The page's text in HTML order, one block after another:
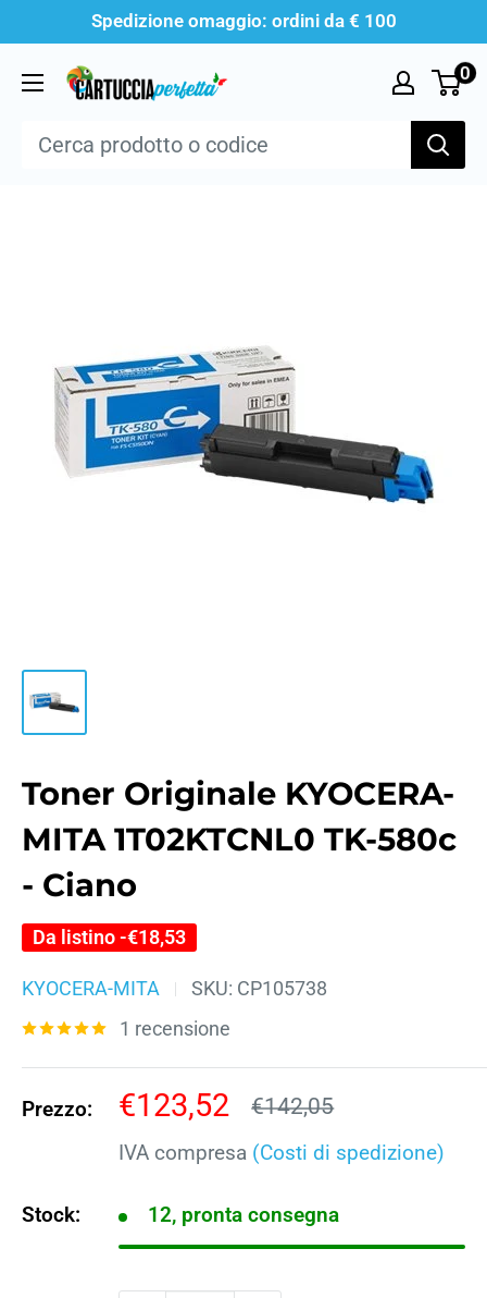
contenuto
Spedizione omaggio: ordini da € 100
Cartucciaperfetta 0
Toner Originale KYOCERA-
MITA 1T02KTCNL0 TK-580c
- Ciano
Da listino -€18,53
KYOCERA-MITA SKU: CP105738
1 recensione
Prezzo:
Prezzo
scontato
€123,52 Prezzo
€142,05
IVA compresa (Costi di spedizione)
Stock: 12, pronta consegna